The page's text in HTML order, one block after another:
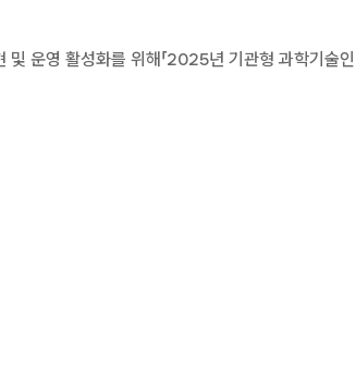
운영 활성화를 위해「2025년 기관형 과학기술